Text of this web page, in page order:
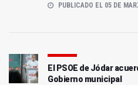
PUBLICADO EL 05 DE
El PSOE de Jódar
Gobierno municipal